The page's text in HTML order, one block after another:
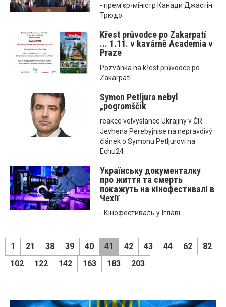
- прем'єр-міністр Канади Джастін
Трюдо
Křest průvodce po Zakarpatí
... 1.11. v kavárně Academia v
Praze
Pozvánka na křest průvodce po
Zakarpatí.
Symon Petljura nebyl
„pogromščik
reakce velvyslance Ukrajiny v ČR
Jevhena Perebyjnise na nepravdivý
článek o Symonu Petljurovi na
Echu24
Українську документалку
про життя та смерть
покажуть на кінофестивалі в
Чехії
- Кінофестиваль у Їглаві
1 21 38 39 40 41 42 43 44 62
82
102
122 142 163 183 203